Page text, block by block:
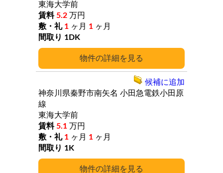
詳細
東海大学前
5.2 万円
1 ヶ月 1 ヶ月
1DK
詳細
神奈川県秦野市南矢名 小田急電鉄小田原
線
東海大学前
5.1 万円
1 ヶ月 1 ヶ月
1K
候補に追加